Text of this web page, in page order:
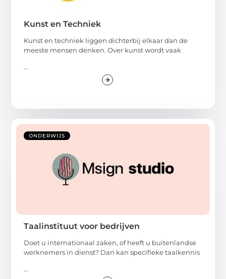
Kunst en Techniek
Kunst en techniek liggen dichterbij elkaar dan de
meeste mensen denken. Over kunst wordt vaak
...
ONDERWIJS
Taalinstituut voor bedrijven
Doet u internationaal zaken, of heeft u buitenlandse
werknemers in dienst? Dan kan specifieke taalkennis
...